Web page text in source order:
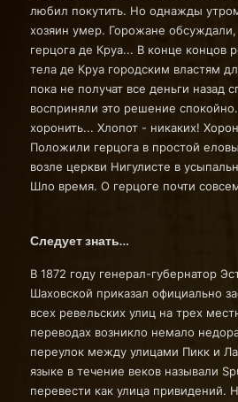
любил покутить. Но однажды
хозяин умер. Горожане обсуждали,
герцога де Круа... В конце концов
тела де Круа городским властям
пока не получат все деньги назад
восприняли это решение
хоронить... Хлопот - никаких!
Положили герцога в простой
возле церкви Нигулисте в
Шло время. О герцоге почти
Следует знать…
В 1872 году генерал-губернатор
Шаховской приказал официально
всех ревельских улиц на трех
переводах возникло немало
переулок между улицами Пикк и
языке в течение веков называли
перевести как улица привидений.